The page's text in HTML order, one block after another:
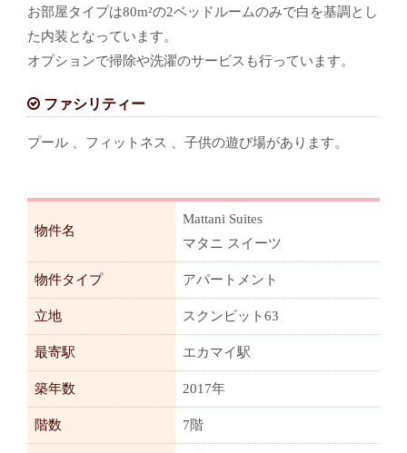
お部屋タイプは80m²の2ベッドルームのみで白を基調とし
た内装となっています。
オプションで掃除や洗濯のサービスも行っています。
ファシリティー
プール 、フィットネス 、子供の遊び場があります。
物件名
Mattani Suites
マタニ スイーツ
物件タイプ アパートメント
立地 スクンビット63
最寄駅 エカマイ駅
築年数 2017年
階数 7階